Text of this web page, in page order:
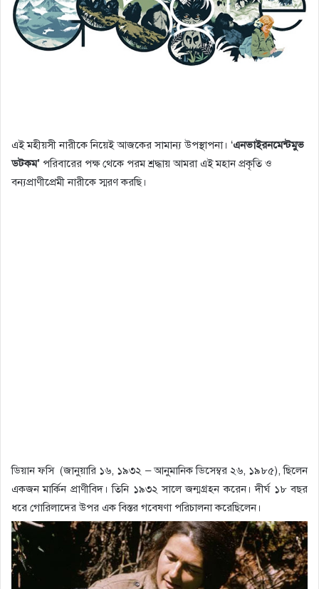
এই মহীয়সী নারীকে নিয়েই আজকের সামান্য উপস্থাপনা। ‘এনভাইরনমেন্টমুভ
ডটকম’ পরিবারের পক্ষ থেকে পরম শ্রদ্ধায় আমরা এই মহান প্রকৃতি ও
বন্যপ্রাণীপ্রেমী নারীকে স্মরণ করছি।
ডিয়ান ফসি (জানুয়ারি ১৬, ১৯৩২ – আনুমানিক ডিসেম্বর ২৬, ১৯৮৫), ছিলেন
একজন মার্কিন প্রাণীবিদ। তিনি ১৯৩২ সালে জন্মগ্রহন করেন। দীর্ঘ ১৮ বছর
ধরে গোরিলাদের উপর এক বিস্তর গবেষণা পরিচালনা করেছিলেন।